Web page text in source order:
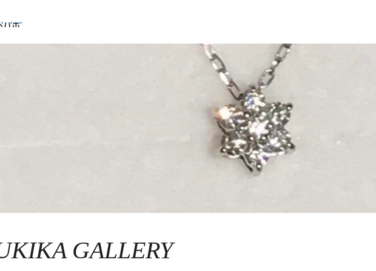
GALLERY